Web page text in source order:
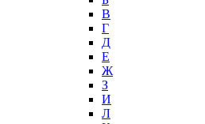
В
Г
Д
Е
Ж
З
И
Л